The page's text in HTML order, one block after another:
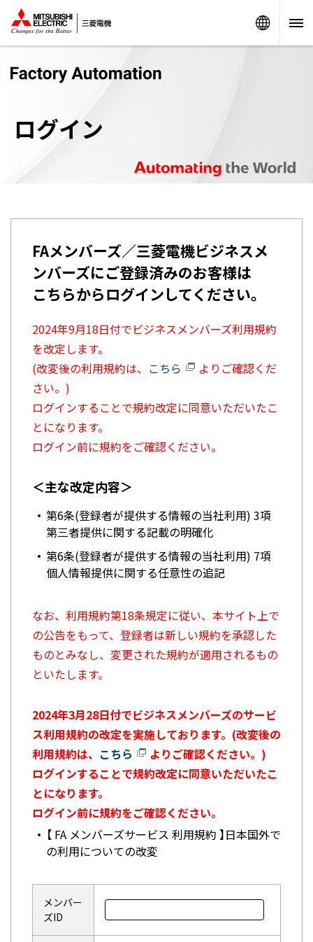
ログイン
FAメンバーズ／三菱電機ビジネスメ
ンバーズにご登録済みのお客様は
こちらからログインしてください。
2024年9月18日付でビジネスメンバーズ利用規約
を改定します。
(改変後の利用規約は、 こちら
よりご確認くだ
さい。)
ログインすることで規約改定に同意いただいたこ
とになります。
ログイン前に規約をご確認ください。
＜主な改定内容＞
第6条(登録者が提供する情報の当社利用) 3項
第三者提供に関する記載の明確化
第6条(登録者が提供する情報の当社利用) 7項
個人情報提供に関する任意性の追記
なお、利用規約第18条規定に従い、本サイト上で
の公告をもって、登録者は新しい規約を承認した
ものとみなし、変更された規約が適用されるもの
といたします。
2024年3月28日付でビジネスメンバーズのサービ
ス利用規約の改定を実施しております。(改変後の
利用規約は、 こちら
よりご確認ください。)
ログインすることで規約改定に同意いただいたこ
とになります。
ログイン前に規約をご確認ください。
【 FA メンバーズサービス 利用規約 】日本国外で
の利用についての改変
メンバー
ズID